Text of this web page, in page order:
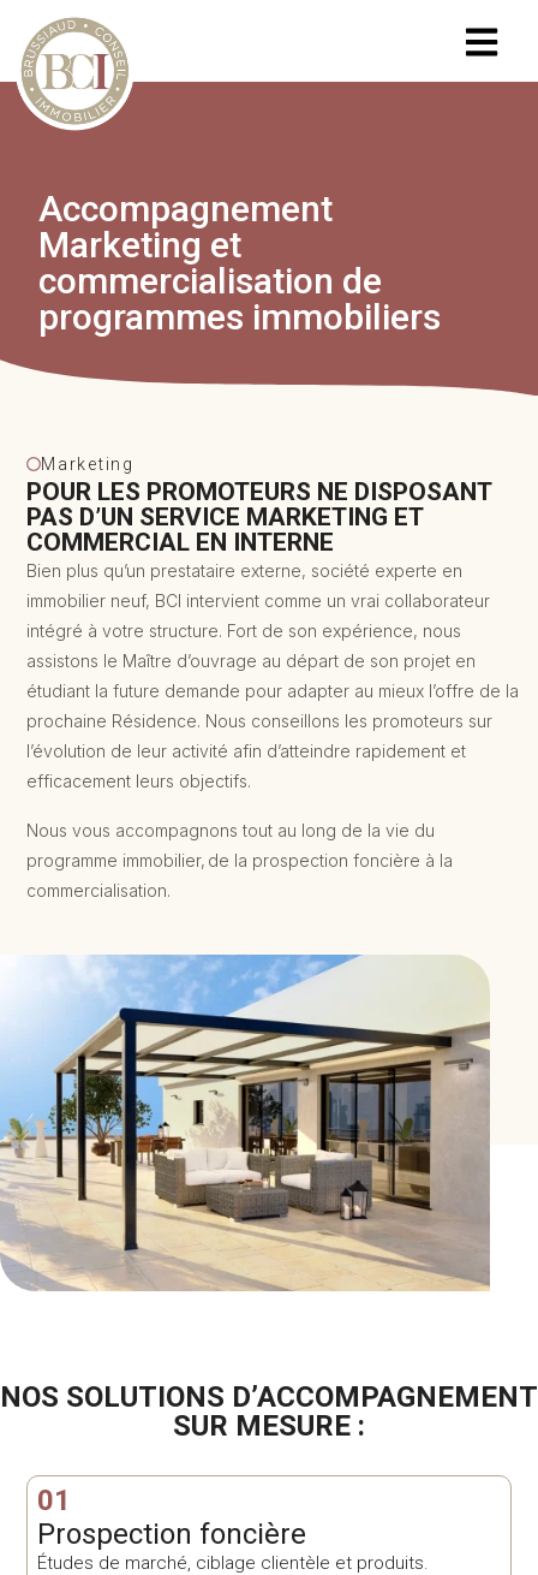
Accompagnement
Marketing et
commercialisation de
programmes immobiliers
Marketing
POUR LES PROMOTEURS NE DISPOSANT
PAS D’UN SERVICE MARKETING ET
COMMERCIAL EN INTERNE
Bien plus qu’un prestataire externe, société experte en
immobilier neuf, BCI intervient comme un vrai collaborateur
intégré à votre structure. Fort de son expérience, nous
assistons le Maître d’ouvrage au départ de son projet en
étudiant la future demande pour adapter au mieux l’offre de la
prochaine Résidence. Nous conseillons les promoteurs sur
l’évolution de leur activité afin d’atteindre rapidement et
efficacement leurs objectifs.
Nous vous accompagnons tout au long de la vie du
programme immobilier, de la prospection foncière à la
commercialisation.
NOS SOLUTIONS D’ACCOMPAGNEMENT
SUR MESURE :
01
Prospection foncière
Études de marché, ciblage clientèle et produits.